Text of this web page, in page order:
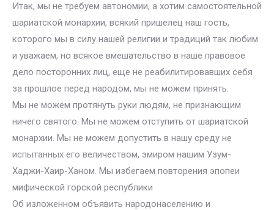
Итак, мы не требуем автономии, а хотим самостоятельной
шариатской монархии, всякий пришелец наш гость,
которого мы в силу нашей религии и традиций так любим
и уважаем, но всякое вмешательство в наше правовое
дело посторонних лиц, еще не реабилитировавших себя
за прошлое перед народом, мы не можем принять.
Мы не можем протянуть руки людям, не признающим
ничего святого. Мы не можем отступить от шариатской
монархии. Мы не можем допустить в нашу среду не
испытанных его величеством, эмиром нашим Узум-
Хаджи-Хаир-Ханом. Мы избегаем повторения эпопеи
мифической горской республики
Об изложенном объявить народонаселению и